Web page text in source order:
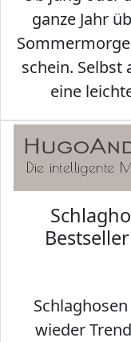
ganze Jahr
schein.
eine
wieder